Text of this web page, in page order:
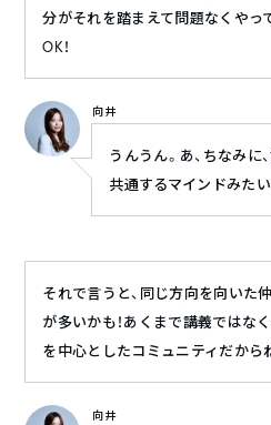
分がそれを踏まえて問題なくやっ
OK！
向井
うんうん。あ、ちなみ
共通するマインドみた
それで言うと、同じ方向を向いた
が多いかも！あくまで講義ではな
を中心としたコミュニティだから
向井